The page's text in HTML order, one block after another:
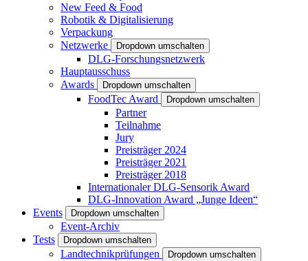
New Feed & Food
Robotik & Digitalisierung
Verpackung
Netzwerke
Dropdown umschalten
DLG-Forschungsnetzwerk
Hauptausschuss
Awards
Dropdown umschalten
FoodTec Award Dropdown umschalten
Partner
Teilnahme
Jury
Preisträger 2024
Preisträger 2021
Preisträger 2018
Internationaler DLG-Sensorik Award
DLG-Innovation Award „Junge Ideen“
Events
Dropdown umschalten
Event-Archiv
Tests
Dropdown umschalten
Landtechnikprüfungen Dropdown umschalten